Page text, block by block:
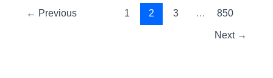
← Previous 1 2 3 … 850
Next →